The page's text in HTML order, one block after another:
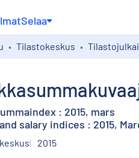
Selaa
Tilastokeskus
: 2015, mars
salary indices : 2015,
2015